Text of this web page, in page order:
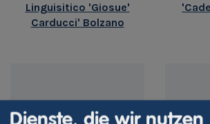
Linguisitico 'Giosue'
Carducci' Bolzano